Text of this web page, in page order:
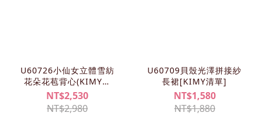
U60726小仙女立體雪紡
花朵花苞背心(KIMY清
單)
NT$2,530
NT$2,980
U60709貝殼光澤拼接紗
長裙[KIMY清單]
NT$1,580
NT$1,880